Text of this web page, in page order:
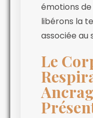
émotions
libérons la
associée au
Le